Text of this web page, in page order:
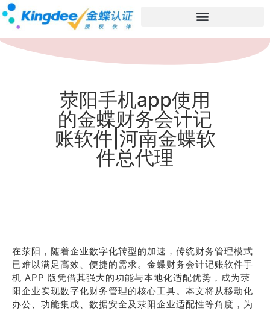
荥阳手机app使用
的金蝶财务会计记
账软件|河南金蝶软
件总代理
在荥阳，随着企业数字化转型的加速，传统财务管理模式
已难以满足高效、便捷的需求。金蝶财务会计记账软件手
机 APP 版凭借其强大的功能与本地化适配优势，成为荥
阳企业实现数字化财务管理的核心工具。本文将从移动化
办公、功能集成、数据安全及荥阳企业适配性等角度，为